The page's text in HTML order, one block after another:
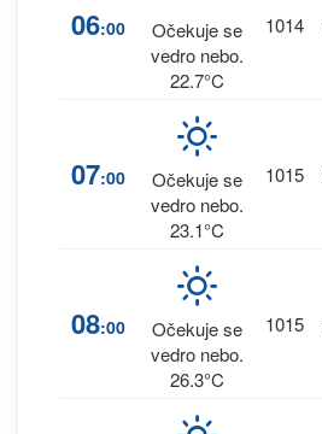
06:00
Očekuje se
vedro nebo.
22.7°C
1014
07:00
Očekuje se
vedro nebo.
23.1°C
1015
08:00
Očekuje se
vedro nebo.
26.3°C
1015